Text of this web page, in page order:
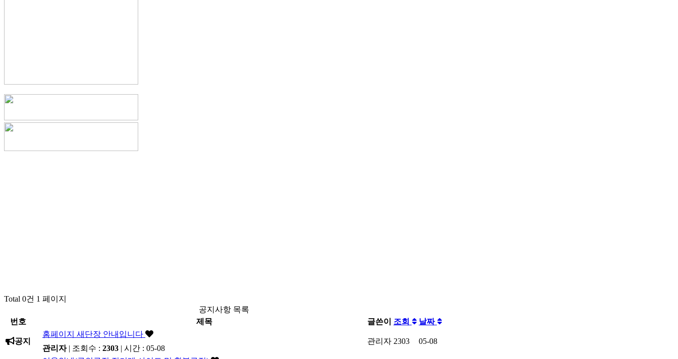
Total 0건 1 페이지
공지사항 목록
번호
제목 글쓴이 조회 날짜
공지
홈페이지 새단장 안내입니다
관리자| 조회수 : 2303 | 시간 : 05-08
관리자 2303 05-08